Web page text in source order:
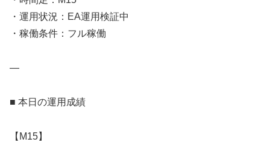
・運用状況：EA運用検証中
・稼働条件：フル稼働
—
■ 本日の運用成績
【M15】